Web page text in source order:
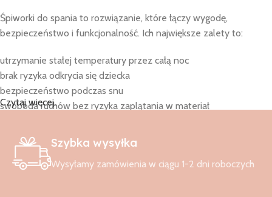
Śpiworki do spania to rozwiązanie, które łączy wygodę,
bezpieczeństwo i funkcjonalność. Ich największe zalety to:
utrzymanie stałej temperatury przez całą noc
brak ryzyka odkrycia się dziecka
bezpieczeństwo podczas snu
swoboda ruchów bez ryzyka zaplątania w materiał
Śpiworki do spania mogą być używane już od pierwszych dni
życia dziecka. Zapewniają poczucie bezpieczeństwa i otulenia,
jednocześnie nie ograniczając ruchów. To rozwiązanie, które
Czytaj więcej
Szybka wysyłka
Wysyłamy zamówienia w ciągu 1-2 dni roboczych